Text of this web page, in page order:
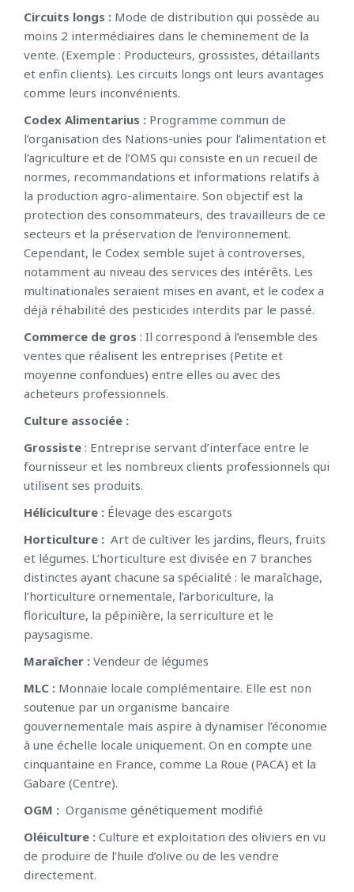
Circuits longs : Mode de distribution qui possède au
moins 2 intermédiaires dans le cheminement de la
vente. (Exemple : Producteurs, grossistes, détaillants
et enfin clients). Les circuits longs ont leurs avantages
comme leurs inconvénients.
Codex Alimentarius : Programme commun de
l’organisation des Nations-unies pour l’alimentation et
l’agriculture et de l’OMS qui consiste en un recueil de
normes, recommandations et informations relatifs à
la production agro-alimentaire. Son objectif est la
protection des consommateurs, des travailleurs de ce
secteurs et la préservation de l’environnement.
Cependant, le Codex semble sujet à controverses,
notamment au niveau des services des intérêts. Les
multinationales seraient mises en avant, et le codex a
déjà réhabilité des pesticides interdits par le passé.
Commerce de gros : Il correspond à l’ensemble des
ventes que réalisent les entreprises (Petite et
moyenne confondues) entre elles ou avec des
acheteurs professionnels.
Culture associée :
Grossiste : Entreprise servant d’interface entre le
fournisseur et les nombreux clients professionnels qui
utilisent ses produits.
Héliciculture : Élevage des escargots
Horticulture : Art de cultiver les jardins, fleurs, fruits
et légumes. L’horticulture est divisée en 7 branches
distinctes ayant chacune sa spécialité : le maraîchage,
l’horticulture ornementale, l’arboriculture, la
floriculture, la pépinière, la serriculture et le
paysagisme.
Maraîcher : Vendeur de légumes
MLC : Monnaie locale complémentaire. Elle est non
soutenue par un organisme bancaire
gouvernementale mais aspire à dynamiser l’économie
à une échelle locale uniquement. On en compte une
cinquantaine en France, comme La Roue (PACA) et la
Gabare (Centre).
OGM : Organisme génétiquement modifié
Oléiculture : Culture et exploitation des oliviers en vu
de produire de l’huile d’olive ou de les vendre
directement.